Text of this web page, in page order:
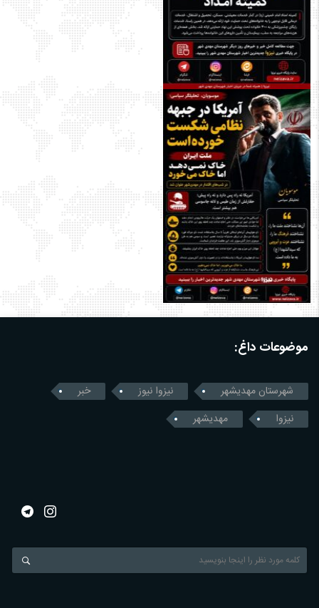
موضوعات داغ:
شهرستان مهدیشهر نیزوا نیوز
خبر
نیزوا
مهدیشهر